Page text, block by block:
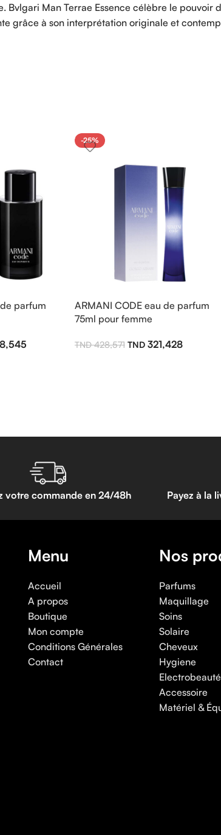
Bvlgari Man Terrae Essence célèbre le
grâce à son interprétation originale et
parfum
-25%
ARMANI CODE eau de parfum
75ml pour femme
428,571 321,428
votre commande en 24/48h Payez à la
Menu
Accueil
A propos
Boutique
Mon compte
Conditions Générales
Contact
Nos
Parfums
Maquillage
Soins
Solaire
Cheveux
Hygiene
Electrobeauté
Accessoire
Matériel &